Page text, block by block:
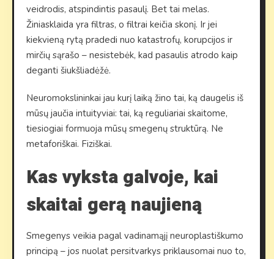
veidrodis, atspindintis pasaulį. Bet tai melas.
Žiniasklaida yra filtras, o filtrai keičia skonį. Ir jei
kiekvieną rytą pradedi nuo katastrofų, korupcijos ir
mirčių sąrašo – nesistebėk, kad pasaulis atrodo kaip
deganti šiukšliadėžė.
Neuromokslininkai jau kurį laiką žino tai, ką daugelis iš
mūsų jaučia intuityviai: tai, ką reguliariai skaitome,
tiesiogiai formuoja mūsų smegenų struktūrą. Ne
metaforiškai. Fiziškai.
Kas vyksta galvoje, kai
skaitai gerą naujieną
Smegenys veikia pagal vadinamąjį neuroplastiškumo
principą – jos nuolat persitvarkys priklausomai nuo to,